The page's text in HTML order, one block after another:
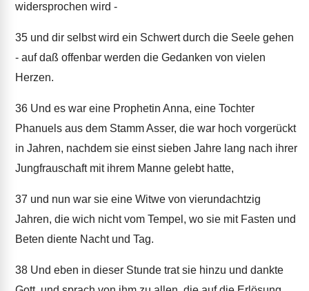
widersprochen wird -
35 und dir selbst wird ein Schwert durch die Seele gehen
- auf daß offenbar werden die Gedanken von vielen
Herzen.
36 Und es war eine Prophetin Anna, eine Tochter
Phanuels aus dem Stamm Asser, die war hoch vorgerückt
in Jahren, nachdem sie einst sieben Jahre lang nach ihrer
Jungfrauschaft mit ihrem Manne gelebt hatte,
37 und nun war sie eine Witwe von vierundachtzig
Jahren, die wich nicht vom Tempel, wo sie mit Fasten und
Beten diente Nacht und Tag.
38 Und eben in dieser Stunde trat sie hinzu und dankte